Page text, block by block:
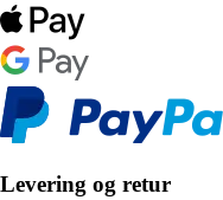
Levering og retur